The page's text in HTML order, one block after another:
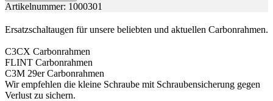
Artikelnummer: 1000301
Ersatzschaltaugen für unsere beliebten und aktuellen Carbonrahmen.
C3CX Carbonrahmen
FLINT Carbonrahmen
C3M 29er Carbonrahmen
Wir empfehlen die kleine Schraube mit Schraubensicherung gegen
Verlust zu sichern.